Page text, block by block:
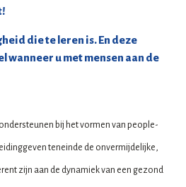
die te leren is. En deze
wanneer u met mensen aan de
bij het vormen van people-
teneinde de onvermijdelijke,
zijn aan de dynamiek van een gezond